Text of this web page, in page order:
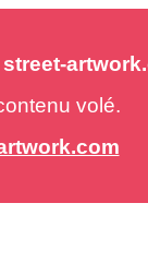
street-
volé.